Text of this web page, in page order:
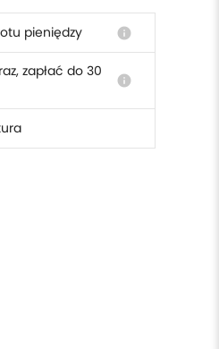
pieniędzy info
zapłać do 30
info